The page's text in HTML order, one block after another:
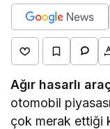
Ağır hasarlı araç
otomobil
çok merak ettiği